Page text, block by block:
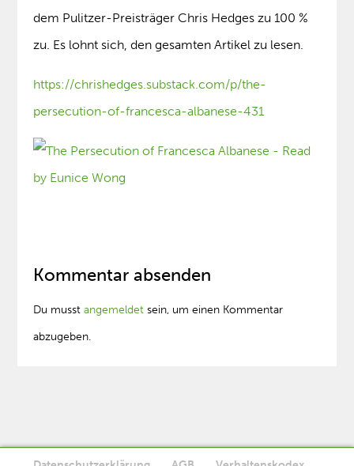
dem Pulitzer-Preisträger Chris Hedges zu 100 %
zu. Es lohnt sich, den gesamten Artikel zu lesen.
https://chrishedges.substack.com/p/the-
persecution-of-francesca-albanese-431
Kommentar absenden
Du musstangemeldet sein, um einen Kommentar
abzugeben.